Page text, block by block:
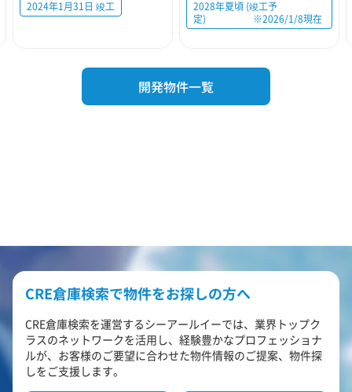
2024年1月31日 竣工
2028年夏頃 (竣工予
定) ※2026/1/8現在
開発物件一覧
CRE倉庫検索で物件をお探しの方へ
CRE倉庫検索を運営するシーアールイーでは、業界トップク
ラスのネットワークを活用し、経験豊かなプロフェッショナ
ルが、お客様のご要望に合わせた物件情報のご提案、物件探
しをご支援します。